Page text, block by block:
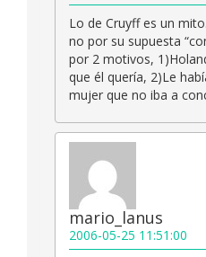
Lo de Cruyff es un
no por su supuesta
por 2 motivos,
que él quería, 2)Le
mujer que no iba a
mario_lanus
2006-05-25 11:51:00